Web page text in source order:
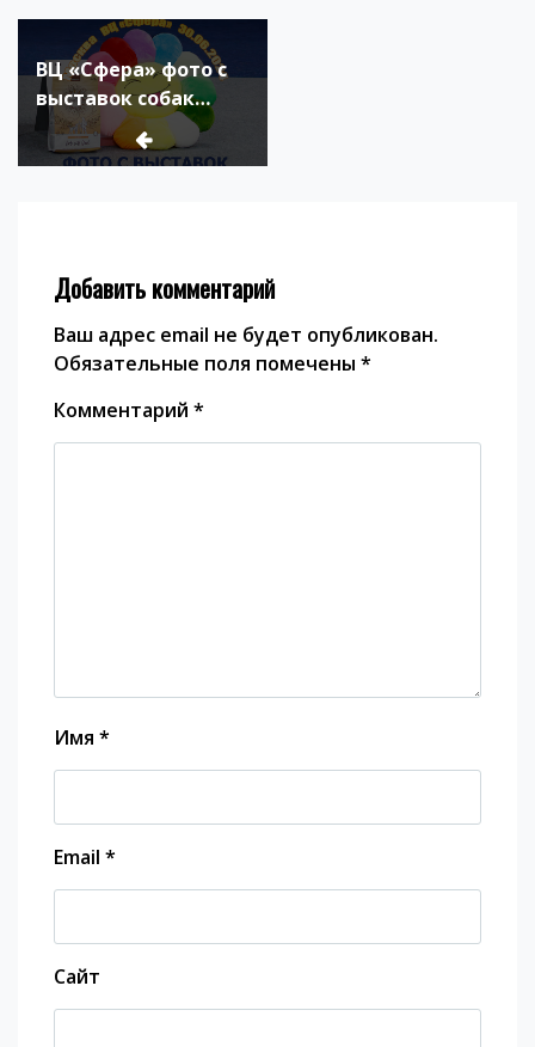
Навигация
по
записям
ВЦ «Сфера» фото с
выставок собак
30.06.2024
Добавить комментарий
Ваш адрес email не будет опубликован.
Обязательные поля помечены *
Комментарий *
Имя *
Email *
Сайт